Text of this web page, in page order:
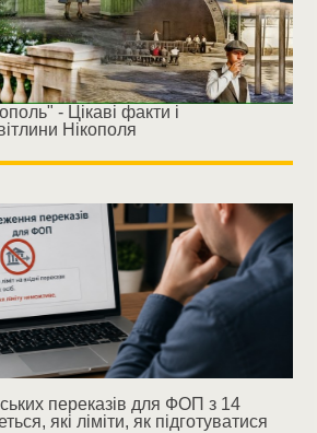
- Цікаві факти і
Нікополя
переказів для ФОП з 14
які ліміти, як підготуватися